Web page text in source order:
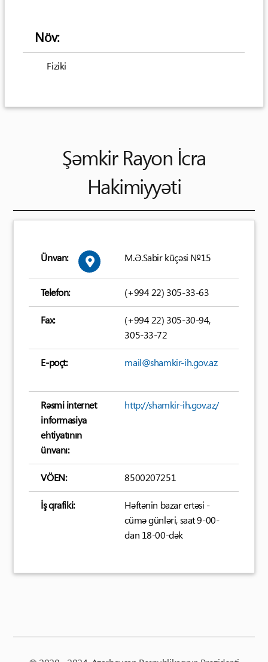
Növ:
Fiziki
Şəmkir Rayon İcra
Hakimiyyəti
Ünvan: M.Ə.Sabir küçəsi №15
Telefon: (+994 22) 305-33-63
Fax:
(+994 22) 305-30-94,
305-33-72
E-poçt: mail@shamkir-ih.gov.az
Rəsmi internet
informasiya
ehtiyatının
ünvanı:
http://shamkir-ih.gov.az/
VÖEN: 8500207251
İş qrafiki:
Həftənin bazar ertəsi -
cümə günləri, saat 9-00-
dan 18-00-dək